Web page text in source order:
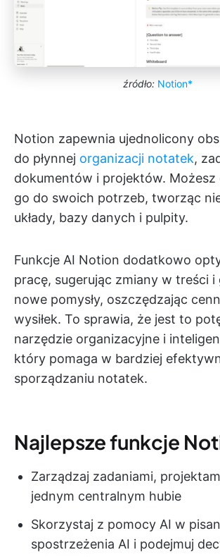
źródło: Notion*
Notion zapewnia ujednolicony
do płynnej organizacji notatek,
dokumentów i projektów. Możesz
go do swoich potrzeb, tworząc
układy, bazy danych i pulpity.
Funkcje AI Notion dodatkowo
pracę, sugerując zmiany w treści i
nowe pomysły, oszczędzając
wysiłek. To sprawia, że jest to
narzędzie organizacyjne i
który pomaga w bardziej
sporządzaniu notatek.
Najlepsze funkcje
Zarządzaj zadaniami,
jednym centralnym hubie
Skorzystaj z pomocy AI w
spostrzeżenia AI i podejmuj